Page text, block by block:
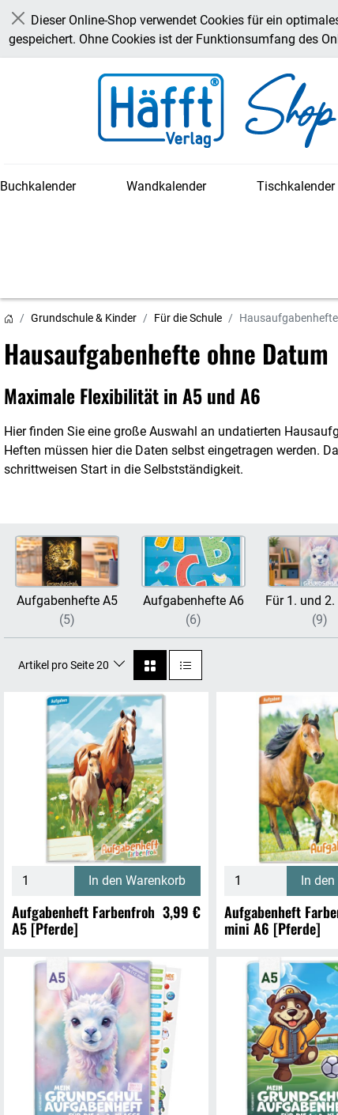
Schließen
Dieser Online-Shop verwendet Cookies für ein
gespeichert. Ohne Cookies ist der Funktionsumfang des
Buchkalender Wandkalender Tischkalender
Grundschule & Kinder Für die Schule
Hausaufgabenhefte ohne Datum
Maximale Flexibilität in A5 und A6
Hier finden Sie eine große Auswahl an undatierten
Heften müssen hier die Daten selbst eingetragen werden.
schrittweisen Start in die Selbstständigkeit.
Aufgabenhefte A5
(5)
Aufgabenhefte A6
(6)
Für 1. und
(9)
Artikel pro Seite 20
In den Warenkorb
Aufgabenheft Farbenfroh
A5 [Pferde]
3,99 €
In
Aufgabenheft
mini A6 [Pferde]